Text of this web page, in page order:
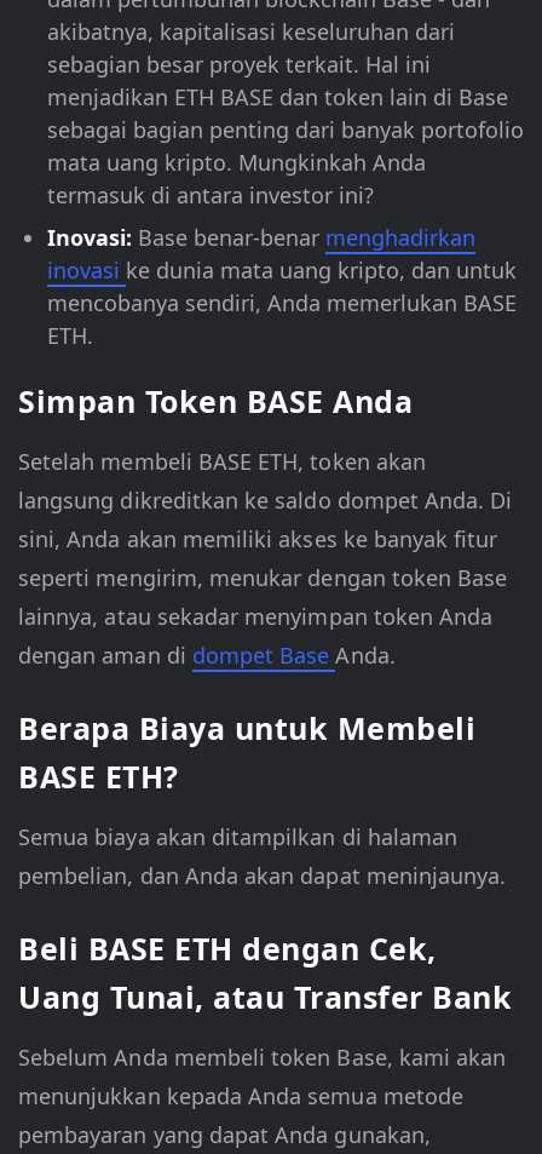
akibatnya, kapitalisasi keseluruhan dari
sebagian besar proyek terkait. Hal ini
menjadikan ETH BASE dan token lain di Base
sebagai bagian penting dari banyak portofolio
mata uang kripto. Mungkinkah Anda
termasuk di antara investor ini?
Inovasi: Base benar-benar menghadirkan
inovasi ke dunia mata uang kripto, dan untuk
mencobanya sendiri, Anda memerlukan BASE
ETH.
Simpan Token BASE Anda
Setelah membeli BASE ETH, token akan
langsung dikreditkan ke saldo dompet Anda. Di
sini, Anda akan memiliki akses ke banyak fitur
seperti mengirim, menukar dengan token Base
lainnya, atau sekadar menyimpan token Anda
dengan aman di dompet BaseAnda.
Berapa Biaya untuk Membeli
BASE ETH?
Semua biaya akan ditampilkan di halaman
pembelian, dan Anda akan dapat meninjaunya.
Beli BASE ETH dengan Cek,
Uang Tunai, atau Transfer Bank
Sebelum Anda membeli token Base, kami akan
menunjukkan kepada Anda semua metode
pembayaran yang dapat Anda gunakan,